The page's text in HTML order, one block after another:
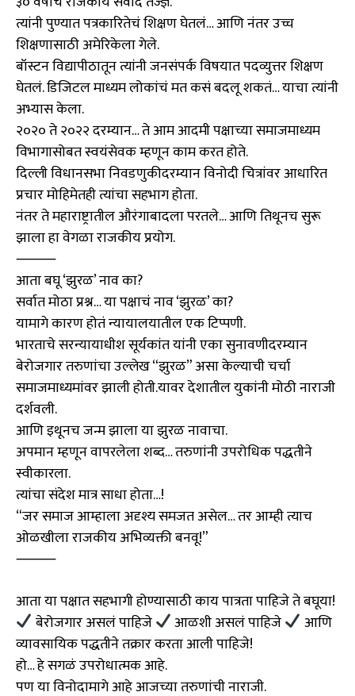
त्यांनी पुण्यात पत्रकारितेचं शिक्षण घेतलं… आणि नंतर उच्च
शिक्षणासाठी अमेरिकेला गेले.
बॉस्टन विद्यापीठातून त्यांनी जनसंपर्क विषयात पदव्युत्तर शिक्षण
घेतलं. डिजिटल माध्यम लोकांचं मत कसं बदलू शकतं… याचा त्यांनी
अभ्यास केला.
२०२० ते २०२२ दरम्यान… ते आम आदमी पक्षाच्या समाजमाध्यम
विभागासोबत स्वयंसेवक म्हणून काम करत होते.
दिल्ली विधानसभा निवडणुकीदरम्यान विनोदी चित्रांवर आधारित
प्रचार मोहिमेतही त्यांचा सहभाग होता.
नंतर ते महाराष्ट्रातील औरंगाबादला परतले… आणि तिथूनच सुरू
झाला हा वेगळा राजकीय प्रयोग.
⸻
आता बघू ‘झुरळ’ नाव का?
सर्वात मोठा प्रश्न… या पक्षाचं नाव ‘झुरळ’ का?
यामागे कारण होतं न्यायालयातील एक टिप्पणी.
भारताचे सरन्यायाधीश सूर्यकांत यांनी एका सुनावणीदरम्यान
बेरोजगार तरुणांचा उल्लेख “झुरळ” असा केल्याची चर्चा
समाजमाध्यमांवर झाली होती.यावर देशातील युकांनी मोठी नाराजी
दर्शवली.
आणि इथूनच जन्म झाला या झुरळ नावाचा.
अपमान म्हणून वापरलेला शब्द… तरुणांनी उपरोधिक पद्धतीने
स्वीकारला.
त्यांचा संदेश मात्र साधा होता…!
“जर समाज आम्हाला अदृश्य समजत असेल… तर आम्ही त्याच
ओळखीला राजकीय अभिव्यक्ती बनवू!”
⸻
आता या पक्षात सहभागी होण्यासाठी काय पात्रता पाहिजे ते बघूया!
बेरोजगार असलं पाहिजे
आळशी असलं पाहिजे
आणि
व्यावसायिक पद्धतीने तक्रार करता आली पाहिजे!
हो… हे सगळं उपरोधात्मक आहे.
पण या विनोदामागे आहे आजच्या तरुणांची नाराजी.